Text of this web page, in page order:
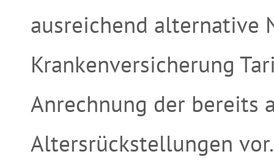
ausreichend alternative
Krankenversicherung
Anrechnung der bereits
Altersrückstellungen